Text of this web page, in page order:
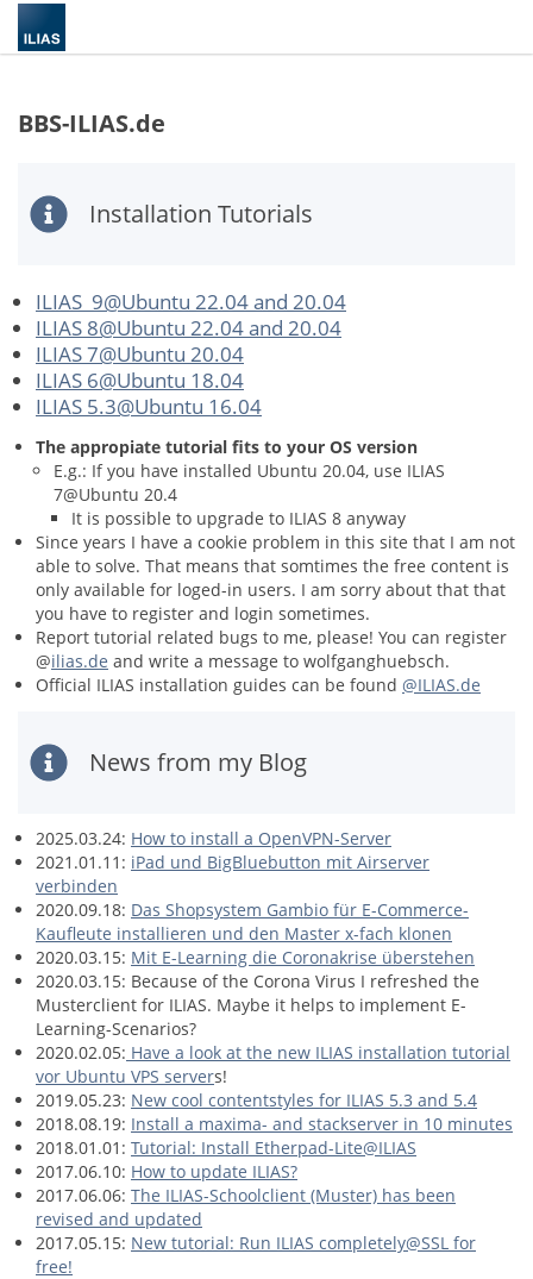
BBS-ILIAS.de
Installation Tutorials
ILIAS 9@Ubuntu 22.04 and 20.04
ILIAS 8@Ubuntu 22.04 and 20.04
ILIAS 7@Ubuntu 20.04
ILIAS 6@Ubuntu 18.04
ILIAS 5.3@Ubuntu 16.04
The appropiate tutorial fits to your OS version
E.g.: If you have installed Ubuntu 20.04, use ILIAS
7@Ubuntu 20.4
It is possible to upgrade to ILIAS 8 anyway
Since years I have a cookie problem in this site that I am not
able to solve. That means that somtimes the free content is
only available for loged-in users. I am sorry about that that
you have to register and login sometimes.
Report tutorial related bugs to me, please! You can register
@ilias.de and write a message to wolfganghuebsch.
Official ILIAS installation guides can be found @ILIAS.de
News from my Blog
2025.03.24: How to install a OpenVPN-Server
2021.01.11: iPad und BigBluebutton mit Airserver
verbinden
2020.09.18: Das Shopsystem Gambio für E-Commerce-
Kaufleute installieren und den Master x-fach klonen
2020.03.15: Mit E-Learning die Coronakrise überstehen
2020.03.15: Because of the Corona Virus I refreshed the
Musterclient for ILIAS. Maybe it helps to implement E-
Learning-Scenarios?
2020.02.05: Have a look at the new ILIAS installation tutorial
vor Ubuntu VPS servers!
2019.05.23: New cool contentstyles for ILIAS 5.3 and 5.4
2018.08.19: Install a maxima- and stackserver in 10 minutes
2018.01.01: Tutorial: Install Etherpad-Lite@ILIAS
2017.06.10: How to update ILIAS?
2017.06.06: The ILIAS-Schoolclient (Muster) has been
revised and updated
2017.05.15: New tutorial: Run ILIAS completely@SSL for
free!